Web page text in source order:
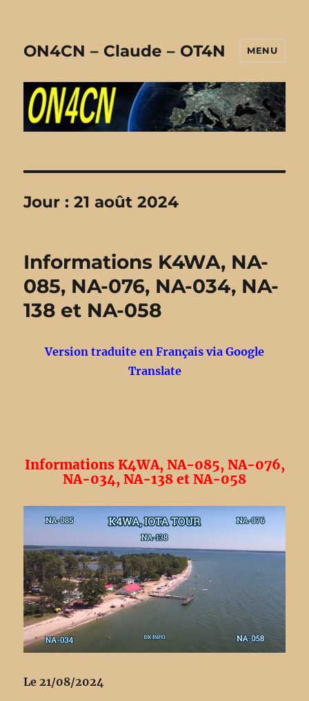
ON4CN – Claude – OT4N MENU
Jour :21 août 2024
Informations K4WA, NA-
085, NA-076, NA-034, NA-
138 et NA-058
Version traduite en Français via Google
Translate
Informations K4WA, NA-085, NA-076,
NA-034, NA-138 et NA-058
Le 21/08/2024